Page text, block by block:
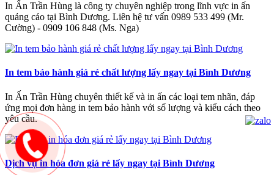
In Ấn Trần Hùng là công ty chuyên nghiệp trong lĩnh vực in ấn
quảng cáo tại Bình Dương. Liên hệ tư vấn 0989 533 499 (Mr.
Cường) - 0909 106 848 (Ms. Nga)
In tem bảo hành giá rẻ chất lượng lấy ngay tại Bình Dương
In Ấn Trần Hùng chuyên thiết kế và in ấn các loại tem nhãn, đáp
ứng mọi đơn hàng in tem bảo hành với số lượng và kiểu cách theo
yêu cầu.
Dịch vụ in hóa đơn giá rẻ lấy ngay tại Bình Dương